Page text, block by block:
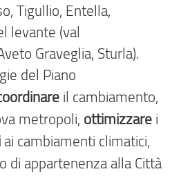
Tigullio, Entella,
levante (val
Graveglia, Sturla).
del Piano
il cambiamento,
metropoli, ottimizzare i
ai cambiamenti climatici,
di appartenenza alla Città